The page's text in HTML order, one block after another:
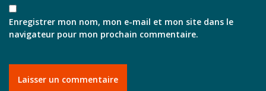
Enregistrer mon nom, mon e-mail et mon site dans le
navigateur pour mon prochain commentaire.